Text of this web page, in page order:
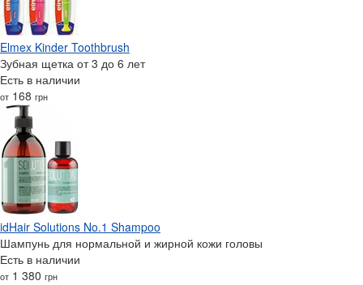
Elmex Kinder Toothbrush
Зубная щетка от 3 до 6 лет
Есть в наличии
от 168 грн
idHair Solutions No.1 Shampoo
Шампунь для нормальной и жирной кожи головы
Есть в наличии
от 1 380 грн